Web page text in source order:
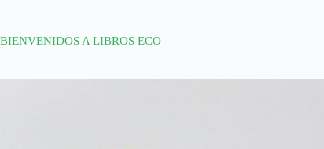
BIENVENIDOS A LIBROS ECO